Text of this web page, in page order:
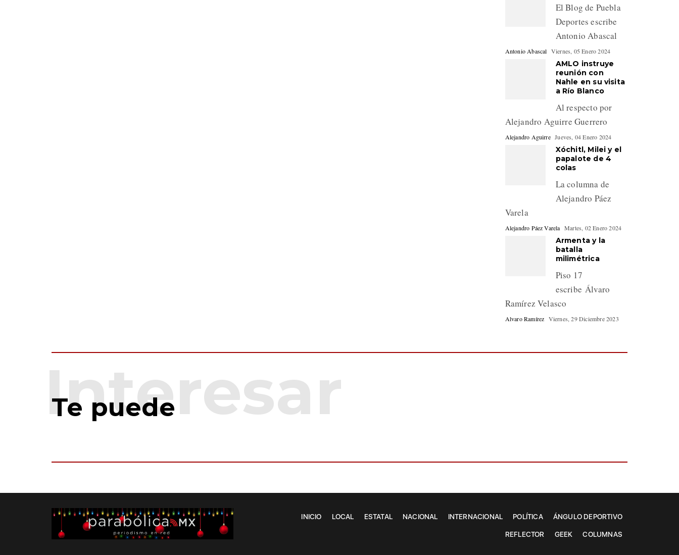
El Blog de Puebla
Deportes escribe
Antonio Abascal
Antonio Abascal Viernes, 05 Enero 2024
AMLO instruye
reunión con
Nahle en su visita
a Río Blanco
Al respecto por
Alejandro Aguirre Guerrero
Alejandro Aguirre Jueves, 04 Enero 2024
Xóchitl, Milei y el
papalote de 4
colas
La columna de
Alejandro Páez
Varela
Alejandro Páez Varela Martes, 02 Enero 2024
Armenta y la
batalla
milimétrica
Piso 17
escribe Álvaro
Ramírez Velasco
Alvaro Ramírez Viernes, 29 Diciembre 2023
Te puede
INICIO LOCAL ESTATAL NACIONAL INTERNACIONAL POLÍTICA ÁNGULO DEPORTIVO
REFLECTOR GEEK COLUMNAS